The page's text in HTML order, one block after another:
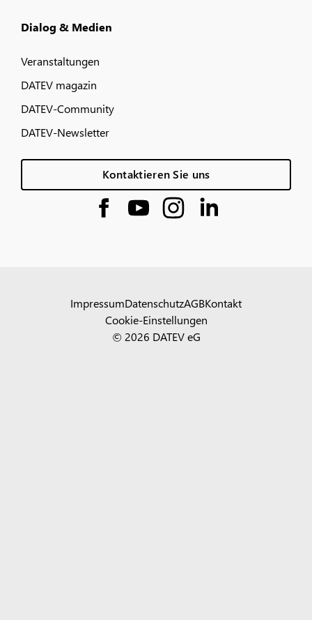
Dialog & Medien
Veranstaltungen
DATEV magazin
DATEV-Community
DATEV-Newsletter
Kontaktieren Sie uns
© 2026 DATEV eG
ImpressumDatenschutzAGBKontakt
Cookie-Einstellungen